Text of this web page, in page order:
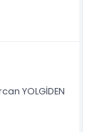
YOLGİDEN